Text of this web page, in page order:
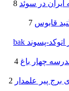
ایران در سوئد 8
قابوس 7
فعال یا غیر فعال کردن ذخیره اتوماتیک در اتوکد-پسوند bak
چهار باغ 4
برج پیر علمدار 2